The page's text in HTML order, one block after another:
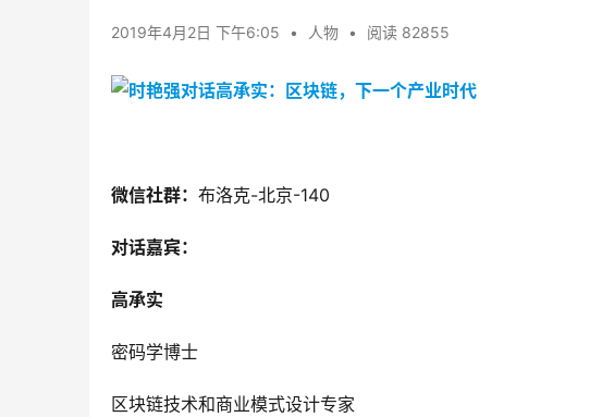
2019年4月2日 下午6:05 • 人物 • 阅读 82855
微信社群： 布洛克-北京-140
对话嘉宾：
高承实
密码学博士
区块链技术和商业模式设计专家